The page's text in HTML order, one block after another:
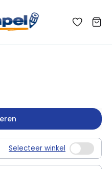
Selecteer winkel